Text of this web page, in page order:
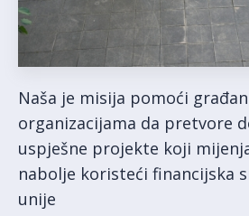
Naša je misija pomoći
organizacijama da pretvore
uspješne projekte koji
nabolje koristeći financijska
unije